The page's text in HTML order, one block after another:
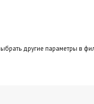
другие параметры в